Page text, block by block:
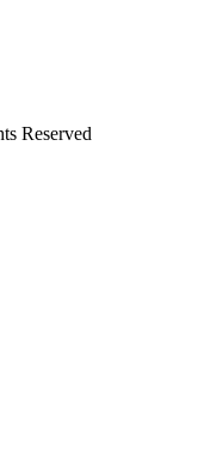
Reserved